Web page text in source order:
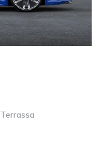
Terrassa